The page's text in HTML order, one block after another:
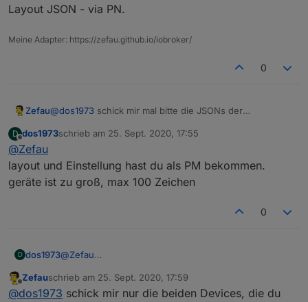
Layout JSON - via PN.
Meine Adapter: https://zefau.github.io/iobroker/
0
Zefau@dos1973 schick mir mal bitte die JSONs der
Layout JSON - via PN.
D
Offline
dos1973schrieb am 25. Sept. 2020, 17:55
zuletzt editiert von
@Zefau
layout und Einstellung hast du als PM bekommen.
geräte ist zu groß, max 100 Zeichen
0
D dos1973@Zefau
geräte ist zu groß, max 100 Zeichen
Offline
Zefauschrieb am 25. Sept. 2020, 17:59
zuletzt editiert von
@dos1973 schick mir nur die beiden Devices, die du